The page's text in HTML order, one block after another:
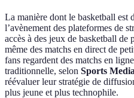
La manière dont le basketball est
l’avènement des plateformes de
accès à des jeux de basketball de
même des matchs en direct de
fans regardent des matchs en
traditionnelle, selon Sports
réévaluer leur stratégie de
plus jeune et plus technophile.